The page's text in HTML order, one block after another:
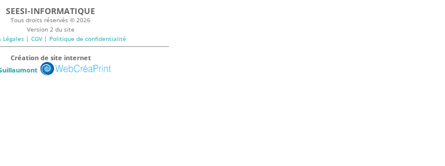
SEESI-INFORMATIQUE
Tous droits réservés © 2026
Version 2 du site
Légales | CGV | Politique de confidentialité
Création de site internet